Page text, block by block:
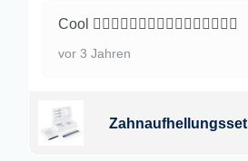
Cool 👍🏿👍🏿👍🏿👍🏿👍🏿👍🏿👍🏿👍🏿
vor 3 Jahren
Zahnaufhellungsset